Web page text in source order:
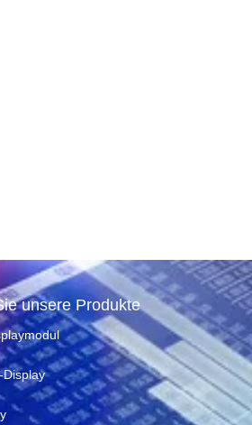
unsere Produkte
Display